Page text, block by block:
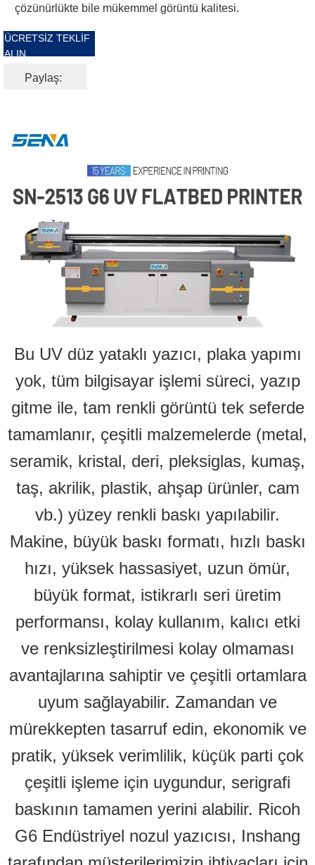
çözünürlükte bile mükemmel görüntü kalitesi.
ÜCRETSIZ TEKLIF
ALIN
Paylaş:
Bu UV düz yataklı yazıcı, plaka yapımı
yok, tüm bilgisayar işlemi süreci, yazıp
gitme ile, tam renkli görüntü tek seferde
tamamlanır, çeşitli malzemelerde (metal,
seramik, kristal, deri, pleksiglas, kumaş,
taş, akrilik, plastik, ahşap ürünler, cam
vb.) yüzey renkli baskı yapılabilir.
Makine, büyük baskı formatı, hızlı baskı
hızı, yüksek hassasiyet, uzun ömür,
büyük format, istikrarlı seri üretim
performansı, kolay kullanım, kalıcı etki
ve renksizleştirilmesi kolay olmaması
avantajlarına sahiptir ve çeşitli ortamlara
uyum sağlayabilir. Zamandan ve
mürekkepten tasarruf edin, ekonomik ve
pratik, yüksek verimlilik, küçük parti çok
çeşitli işleme için uygundur, serigrafi
baskının tamamen yerini alabilir. Ricoh
G6 Endüstriyel nozul yazıcısı, Inshang